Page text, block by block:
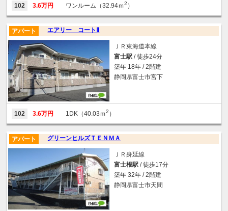
102 3.6万円 ワンルーム（32.94ｍ2 ）
エアリー コートⅡ
アパート
ＪＲ東海道本線
富士駅 / 徒歩24分
築年 18年 / 2階建
静岡県富士市宮下
102 3.6万円 1DK（40.03ｍ2 ）
グリーンヒルズＴＥＮＭＡ
アパート
ＪＲ身延線
富士根駅 / 徒歩17分
築年 32年 / 2階建
静岡県富士市天間